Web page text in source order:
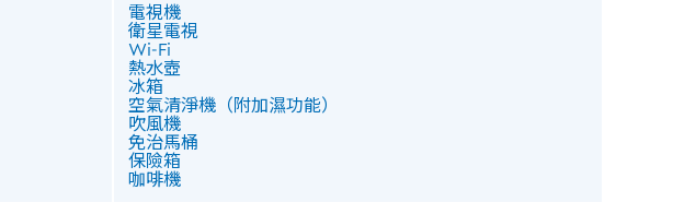
電視機
衛星電視
Wi‑Fi
熱水壺
冰箱
空氣清淨機（附加濕功能）
吹風機
免治馬桶
保險箱
咖啡機